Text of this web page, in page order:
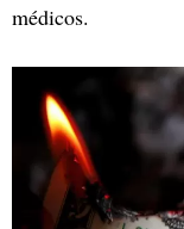
médicos.